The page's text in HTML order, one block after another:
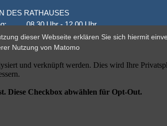
DES RATHAUSES
08.30 Uhr - 12.00 Uhr
14.00 Uhr - 18.00 Uhr
16.00 Uhr - 18.00 Uhr
dieser Webseite erklären Sie sich hiermit
Nutzung von Matomo